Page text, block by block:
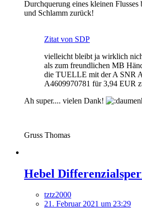
Durchquerung eines kleinen
und Schlamm zurück!
Zitat von SDP
vielleicht bleibt ja wirklich
als zum freundlichen MB
die TUELLE mit der A SNR
A4609970781 für 3,94 EUR
Ah super.... vielen Dank!
Gruss Thomas
Hebel
tztz2000
21. Februar 2021 um 23:29